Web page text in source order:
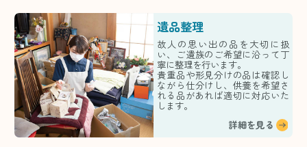
遺品整理
故人の思い出の品を大切に扱
い、ご遺族のご希望に沿って丁
寧に整理を行います。
貴重品や形見分けの品は確認し
ながら仕分けし、供養を希望さ
れる品があれば適切に対応いた
します。
詳細を見る